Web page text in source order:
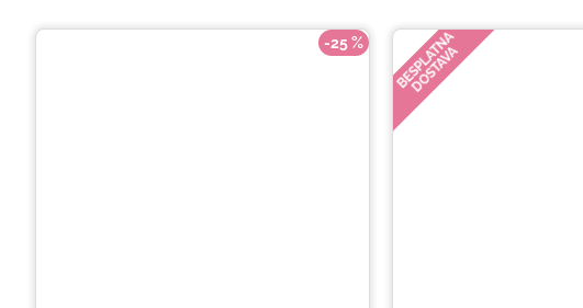
-25 % BESPLATNA
DOSTAVA